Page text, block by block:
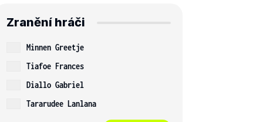
Zranění hráči
Minnen Greetje
Tiafoe Frances
Diallo Gabriel
Tararudee Lanlana